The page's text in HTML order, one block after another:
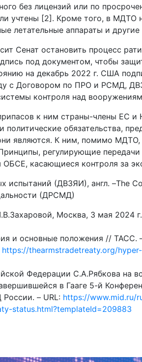
без лицензий или по
учтены [2]. Кроме того, в МДТО
летательные аппараты и
Сенат остановить процесс
под документом, чтобы
на декабрь 2022 г. США
с Договором по ПРО и РСМД,
контроля над
к ним страны-члены ЕС
обязательства,
являются. К ним, помимо МДТО,
регулирующие
касающиеся контроля за
(ДВЗЯИ), англ. –The
(ДРСМД)
Москва, 3 мая 2024
и основные положения // ТАСС.
https://thearmstradetreaty.org/hyper-
Федерации С.А.Рябкова на
в Гааге 5-й
– URL: https://www.mid.ru/
status.html?templateId=209883